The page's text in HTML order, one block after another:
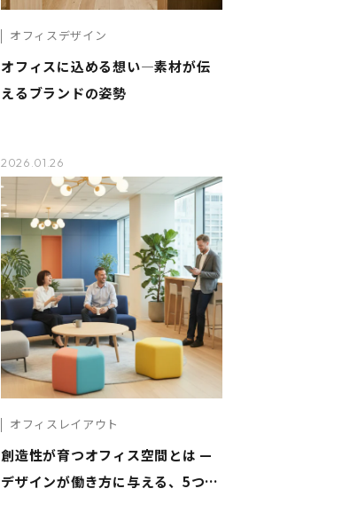
オフィスデザイン
オフィスに込める想い―素材が伝
えるブランドの姿勢
2026.01.26
オフィスレイアウト
創造性が育つオフィス空間とは —
デザインが働き方に与える、5つの